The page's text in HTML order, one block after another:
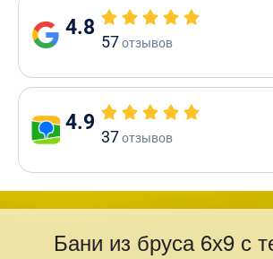
4.8
57отзывов
4.9
37отзывов
Бани из бруса 6х9 с